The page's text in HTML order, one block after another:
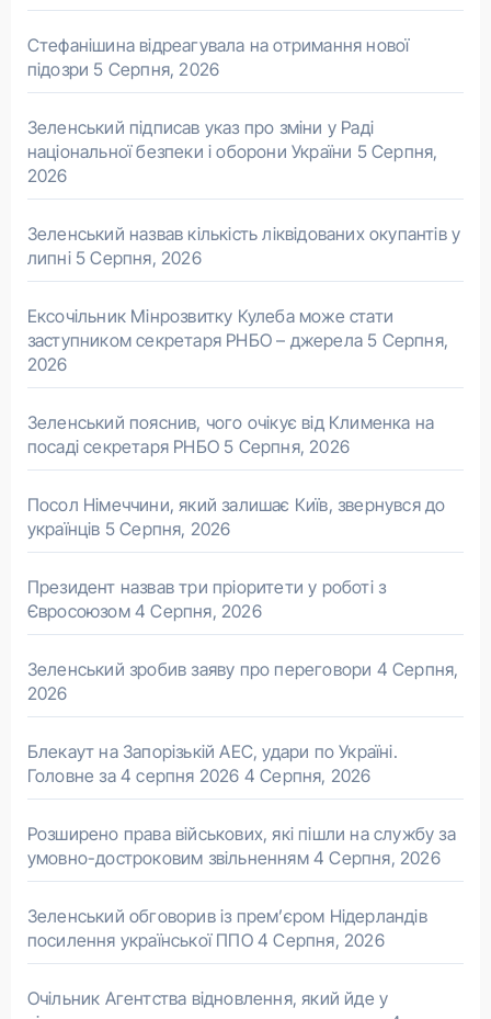
Стефанішина відреагувала на отримання нової
підозри 5 Серпня, 2026
Зеленський підписав указ про зміни у Раді
національної безпеки і оборони України 5 Серпня,
2026
Зеленський назвав кількість ліквідованих окупантів у
липні 5 Серпня, 2026
Ексочільник Мінрозвитку Кулеба може стати
заступником секретаря РНБО – джерела 5 Серпня,
2026
Зеленський пояснив, чого очікує від Клименка на
посаді секретаря РНБО 5 Серпня, 2026
Посол Німеччини, який залишає Київ, звернувся до
українців 5 Серпня, 2026
Президент назвав три пріоритети у роботі з
Євросоюзом 4 Серпня, 2026
Зеленський зробив заяву про переговори 4 Серпня,
2026
Блекаут на Запорізькій АЕС, удари по Україні.
Головне за 4 серпня 2026 4 Серпня, 2026
Розширено права військових, які пішли на службу за
умовно-достроковим звільненням 4 Серпня, 2026
Зеленський обговорив із прем’єром Нідерландів
посилення української ППО 4 Серпня, 2026
Очільник Агентства відновлення, який йде у